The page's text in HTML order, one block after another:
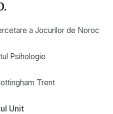
a Jocurilor de Noroc
Psihologie
Trent
Unit